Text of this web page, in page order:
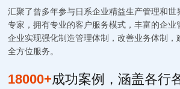
汇聚了曾多年参与日系企业精益生产管理和世
专家，拥有专业的客户服务模式，丰富的企业
企业实现强化制造管理体制，改善业务体制，
全方位服务。
18000+成功案例，涵盖各行